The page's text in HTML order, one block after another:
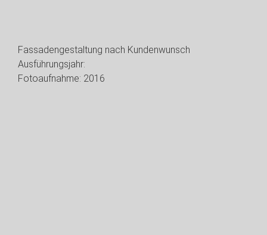
Fassadengestaltung nach Kundenwunsch
Ausführungsjahr:
Fotoaufnahme: 2016